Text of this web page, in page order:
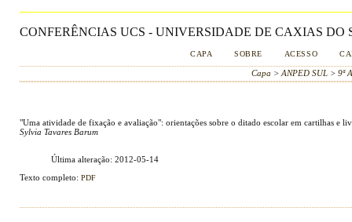
CONFERÊNCIAS UCS - UNIVERSIDADE DE CAXIAS DO
CAPA SOBRE ACESSO
Capa > ANPED SUL> 9ª
"Uma atividade de fixação e avaliação": orientações sobre o ditado escolar em cartilhas e
Sylvia Tavares Barum
Última alteração: 2012-05-14
Texto completo: PDF